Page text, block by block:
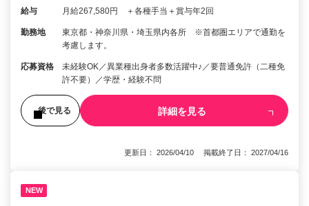
給与 月給267,580円 ＋各種手当＋賞与年2回
勤務地
東京都・神奈川県・埼玉県内各所 ※首都圏エリアで通勤を
考慮します。
応募資格
未経験OK／異業種出身者多数活躍中♪／要普通免許（二種免
許不要）／学歴・経験不問
後で見る 詳細を見る
更新日： 2026/04/10 掲載終了日： 2027/04/16
NEW